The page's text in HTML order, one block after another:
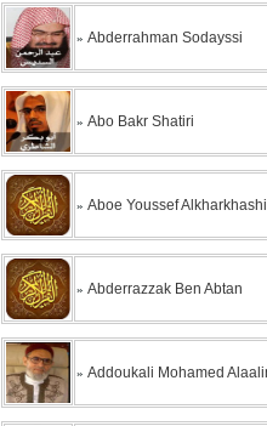
» Abderrahman Sodayssi
» Abo Bakr Shatiri
» Aboe Youssef Alkharkhashi
» Abderrazzak Ben Abtan
» Addoukali Mohamed